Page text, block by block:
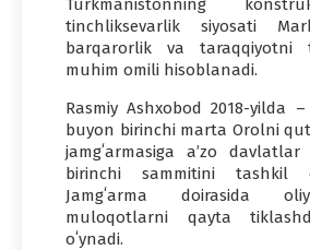
Turkmanistonning
tinchliksevarlik siyosati
barqarorlik va taraqqiyotni
muhim omili hisoblanadi.
Rasmiy Ashxobod 2018-yilda
buyon birinchi marta Orolni
jamgʻarmasiga aʼzo
birinchi sammitini tashkil
Jamgʻarma doirasida
muloqotlarni qayta
oʻynadi.